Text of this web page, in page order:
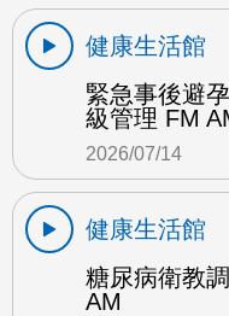
健康生活館
緊急事後避
級管理 FM
2026/07/14
健康生活館
糖尿病衛教
AM